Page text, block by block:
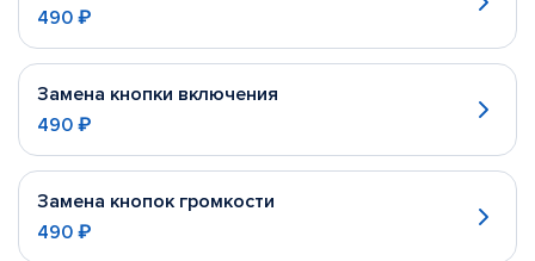
490 ₽
Замена кнопки включения
490 ₽
Замена кнопок громкости
490 ₽